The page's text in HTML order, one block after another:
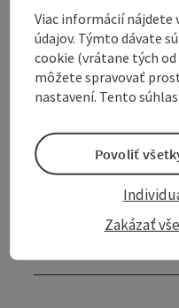
Opening hours
Arrival
Cooperation
Viac informácií nájdete
údajov. Týmto dávate
cookie (vrátane tých
môžete spravovať
nastavení. Tento
Zakázať
Povoliť